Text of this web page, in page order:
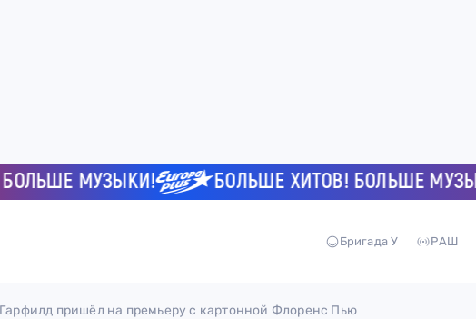
МУЗЫКИ! БОЛЬШЕ ХИТОВ! БОЛЬШЕ МУЗЫКИ!
Бригада У РАШ
пришёл на премьеру с картонной Флоренс Пью